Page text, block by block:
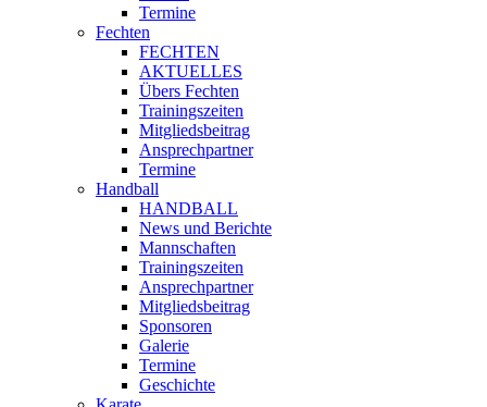
Termine
Fechten
FECHTEN
AKTUELLES
Übers Fechten
Trainingszeiten
Mitgliedsbeitrag
Ansprechpartner
Termine
Handball
HANDBALL
News und Berichte
Mannschaften
Trainingszeiten
Ansprechpartner
Mitgliedsbeitrag
Sponsoren
Galerie
Termine
Geschichte